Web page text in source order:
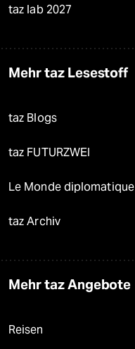
taz lab 2027
Mehr taz Lesestoff
taz Blogs
taz FUTURZWEI
Le Monde diplomatique
taz Archiv
Mehr taz Angebote
Reisen